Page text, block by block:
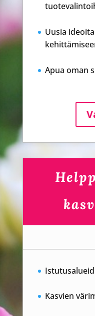
Uusia
Apua oman
Kasvien